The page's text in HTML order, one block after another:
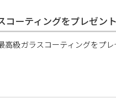
ーティングをプレゼント
高級ガラスコーティングをプレ